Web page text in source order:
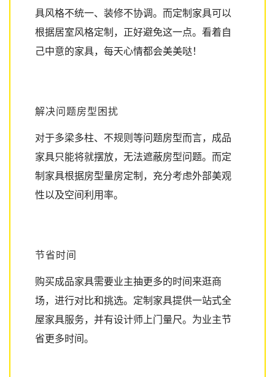
具风格不统一、装修不协调。而定制家具可以
根据居室风格定制，正好避免这一点。看着自
己中意的家具，每天心情都会美美哒！
解决问题房型困扰
对于多梁多柱、不规则等问题房型而言，成品
家具只能将就摆放，无法遮蔽房型问题。而定
制家具根据房型量房定制，充分考虑外部美观
性以及空间利用率。
节省时间
购买成品家具需要业主抽更多的时间来逛商
场，进行对比和挑选。定制家具提供一站式全
屋家具服务，并有设计师上门量尺。为业主节
省更多时间。